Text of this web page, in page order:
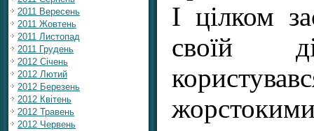
2011 Вересень
2011 Жовтень
2011 Листопад
2011 Грудень
2012 Січень
2012 Лютий
2012 Березень
2012 Квітень
2012 Травень
2012 Червень
І цілком
своїй